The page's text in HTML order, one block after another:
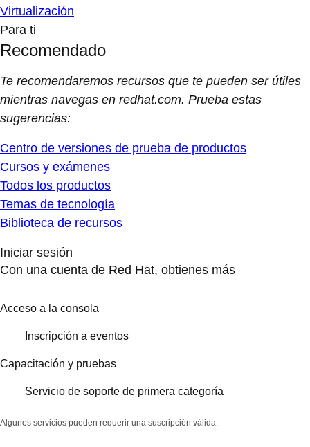
Virtualización
Para ti
Recomendado
Te recomendaremos recursos que te pueden ser útiles
mientras navegas en redhat.com. Prueba estas
sugerencias:
Centro de versiones de prueba de productos
Cursos y exámenes
Todos los productos
Temas de tecnología
Biblioteca de recursos
Iniciar sesión
Con una cuenta de Red Hat, obtienes más
Acceso a la consola
Inscripción a eventos
Capacitación y pruebas
Servicio de soporte de primera categoría
Algunos servicios pueden requerir una suscripción válida.